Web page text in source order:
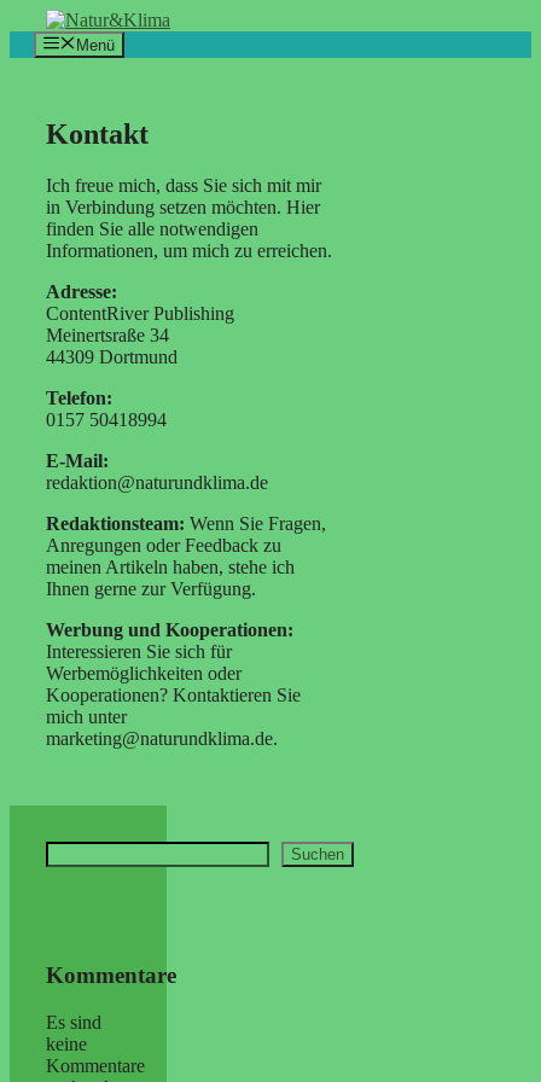
Inhalt
springen
Menü
Kontakt
Ich freue mich, dass Sie sich mit mir
in Verbindung setzen möchten. Hier
finden Sie alle notwendigen
Informationen, um mich zu erreichen.
Adresse:
ContentRiver Publishing
Meinertsraße 34
44309 Dortmund
Telefon:
0157 50418994
E-Mail:
redaktion@naturundklima.de
Redaktionsteam: Wenn Sie Fragen,
Anregungen oder Feedback zu
meinen Artikeln haben, stehe ich
Ihnen gerne zur Verfügung.
Werbung und Kooperationen:
Interessieren Sie sich für
Werbemöglichkeiten oder
Kooperationen? Kontaktieren Sie
mich unter
marketing@naturundklima.de.
Suchen Suchen
Kommentare
Es sind
keine
Kommentare